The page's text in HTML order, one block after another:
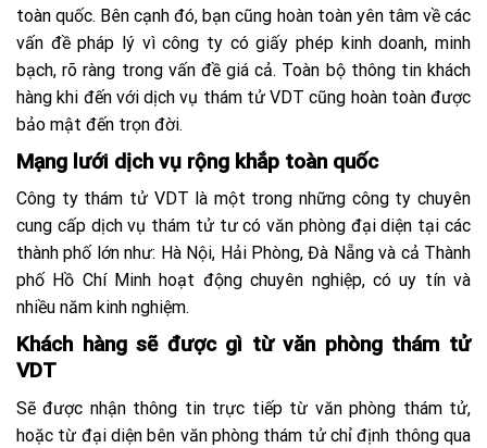
toàn quốc. Bên cạnh đó, bạn cũng hoàn toàn yên tâm về các
vấn đề pháp lý vì công ty có giấy phép kinh doanh, minh
bạch, rõ ràng trong vấn đề giá cả. Toàn bộ thông tin khách
hàng khi đến với dịch vụ thám tử VDT cũng hoàn toàn được
bảo mật đến trọn đời.
Mạng lưới dịch vụ rộng khắp toàn quốc
Công ty thám tử VDT là một trong những công ty chuyên
cung cấp dịch vụ thám tử tư có văn phòng đại diện tại các
thành phố lớn như: Hà Nội, Hải Phòng, Đà Nẵng và cả Thành
phố Hồ Chí Minh hoạt động chuyên nghiệp, có uy tín và
nhiều năm kinh nghiệm.
Khách hàng sẽ được gì từ văn phòng thám tử
VDT
Sẽ được nhận thông tin trực tiếp từ văn phòng thám tử,
hoặc từ đại diện bên văn phòng thám tử chỉ định thông qua